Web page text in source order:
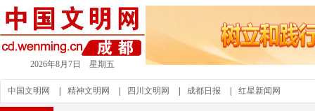
2026年8月7日 星期五
中国文明网 精神文明网 四川文明网 成都日报 红星新闻网